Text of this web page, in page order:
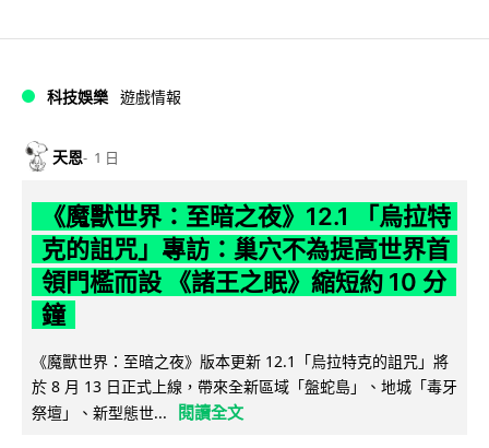
科技娛樂 遊戲情報
天恩 1 日
《魔獸世界：至暗之夜》12.1 「烏拉特
克的詛咒」專訪：巢穴不為提高世界首
領門檻而設 《諸王之眠》縮短約 10 分
鐘
《魔獸世界：至暗之夜》版本更新 12.1「烏拉特克的詛咒」將
於 8 月 13 日正式上線，帶來全新區域「盤蛇島」、地城「毒牙
祭壇」、新型態世...
閱讀全文